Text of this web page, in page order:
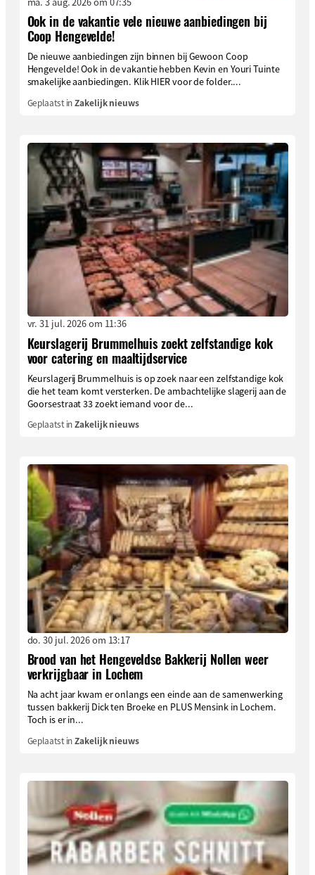
Ook in de vakantie vele nieuwe aanbiedingen bij
Coop Hengevelde!
De nieuwe aanbiedingen zijn binnen bij Gewoon Coop
Hengevelde! Ook in de vakantie hebben Kevin en Youri Tuinte
smakelijke aanbiedingen. Klik HIER voor de folder....
Geplaatst inZakelijk nieuws
vr. 31 jul. 2026 om 11:36
Keurslagerij Brummelhuis zoekt zelfstandige kok
voor catering en maaltijdservice
Keurslagerij Brummelhuis is op zoek naar een zelfstandige kok
die het team komt versterken. De ambachtelijke slagerij aan de
Goorsestraat 33 zoekt iemand voor de...
Geplaatst inZakelijk nieuws
do. 30 jul. 2026 om 13:17
Brood van het Hengeveldse Bakkerij Nollen weer
verkrijgbaar in Lochem
Na acht jaar kwam er onlangs een einde aan de samenwerking
tussen bakkerij Dick ten Broeke en PLUS Mensink in Lochem.
Toch is er in...
Geplaatst inZakelijk nieuws